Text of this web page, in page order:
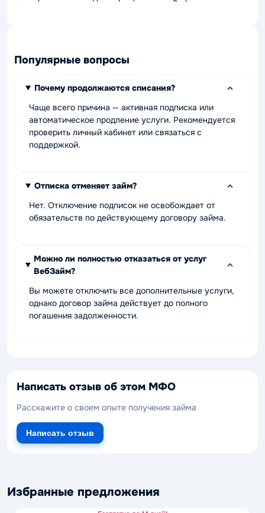
Популярные вопросы
Почему продолжаются списания?
Чаще всего причина — активная подписка или
автоматическое продление услуги. Рекомендуется
проверить личный кабинет или связаться с
поддержкой.
Отписка отменяет займ?
Нет. Отключение подписок не освобождает от
обязательств по действующему договору займа.
Можно ли полностью отказаться от услуг
ВебЗайм?
Вы можете отключить все дополнительные услуги,
однако договор займа действует до полного
погашения задолженности.
Написать отзыв об этом МФО
Расскажите о своем опыте получения займа
Написать отзыв
Избранные предложения